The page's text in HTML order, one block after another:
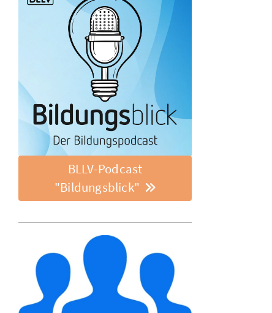
BLLV-Podcast
"Bildungsblick"